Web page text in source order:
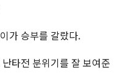
가 승부를 갈랐다.
타전 분위기를 잘 보여준